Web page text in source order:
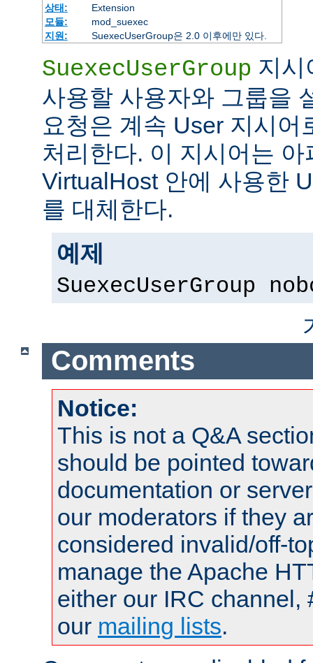
상태:
Extension
모듈:
mod_suexec
지원:
SuexecUserGroup은 2.0 이후에만 있다.
SuexecUserGroup 지시
사용할 사용자와 그룹을
요청은 계속 User 지시어
처리한다. 이 지시어는
VirtualHost 안에 사용한
를 대체한다.
예제
SuexecUserGroup
Comments
Notice:
This is not a Q&A
should be pointed
documentation or
our moderators if they
considered invalid/off-
manage the Apache
either our IRC channel,
our mailing lists.